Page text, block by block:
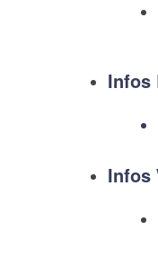
Infos
Infos